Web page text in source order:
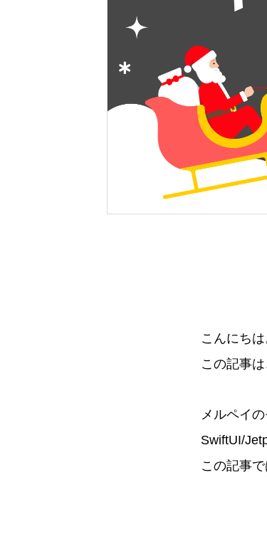
こんにち
この記事は
メルペイ
SwiftUI/
この記事